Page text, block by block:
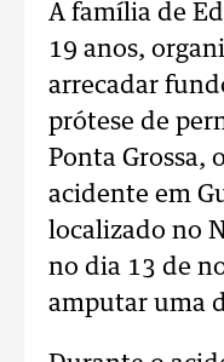
A família de
19 anos,
arrecadar
prótese de
Ponta Grossa,
acidente em
localizado no
no dia 13 de
amputar uma